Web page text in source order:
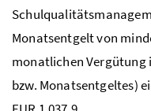
Monatsentgelt von
monatlichen Vergütung
bzw. Monatsentgeltes)